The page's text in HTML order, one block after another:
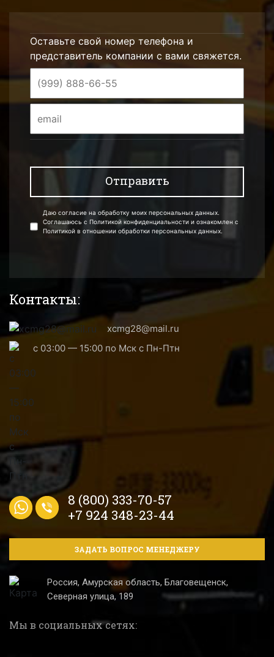
Оставьте свой номер телефона и
представитель компании с вами свяжется.
Даю согласие на обработку моих персональных данных.
Соглашаюсь с Политикой конфиденциальности и ознакомлен с
Политикой в отношении обработки персональных данных.
Контакты:
xcmg28@mail.ru
с 03:00 — 15:00 по Мск с Пн-Птн
8 (800) 333-70-57
+7 924 348-23-44
ЗАДАТЬ ВОПРОС МЕНЕДЖЕРУ
Россия, Амурская область, Благовещенск,
Северная улица, 189
Мы в социальных сетях: